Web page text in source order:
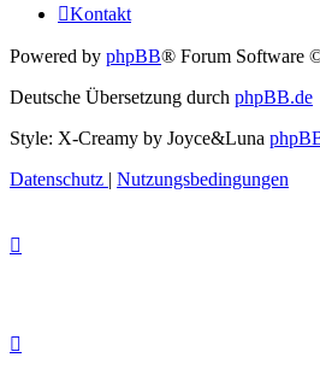
Kontakt
Powered by phpBB® Forum Software
Deutsche Übersetzung durch phpBB.de
Style: X-Creamy by Joyce&Luna
Datenschutz | Nutzungsbedingungen